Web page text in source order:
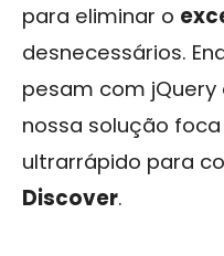
para eliminar o
desnecessários.
pesam com
nossa solução
ultrarrápido para
Discover.